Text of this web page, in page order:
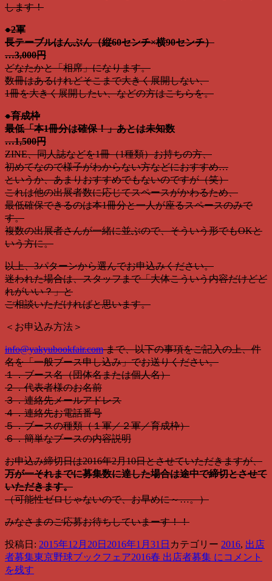
します！
●2軍
長テーブルはんぶん（縦60センチ×横90センチ）
…3,000円
どなたかと「相席」になります。
数冊はあるけれどそこまで大きく展開しない、
1冊を大きく展開したい、などの方はこちらを。
●育成枠
最低「本1冊分は確保！」あとは未知数
…1,500円
ZINE、同人誌などを1冊（1種類）お持ちの方、
初めてなので様子がわからない方などにおすすめ…
というか、あまりおすすめでもないのですが（笑）
これは他の出展者数に応じてスペースがかわるため、
最低確保できるのは本1冊分と一人が座るスペースのみで
す。
複数の出展者さんが一緒に並ぶので、そういう形でもOKと
いう方に。
以上、3パターンから選んでお申込みください。
迷われた場合は、スタッフまで「大体こういう内容だけどど
れがいい？」と
ご相談いただければと思います。
＜お申込み方法＞
info@yakyubookfair.comまで、以下の事項をご記入の上、件
名を「一般ブース申し込み」でお送りください。
１．ブース名（団体名または個人名）
２．代表者様のお名前
３．連絡先メールアドレス
４．連絡先お電話番号
５．ブースの種類（１軍／２軍／育成枠）
６．簡単なブースの内容説明
お申込み締切日は2016年2月10日とさせていただきますが、
万が一それまでに募集数に達した場合は途中で締切とさせて
いただきます。
（可能性ゼロじゃないので、お早めに～…。）
みなさまのご応募お待ちしていまーす！！
投稿日: 2015年12月20日 2016年1月31日 カテゴリー 2016, 出店
者募集東京野球ブックフェア2016春 出店者募集 に コメント
を残す